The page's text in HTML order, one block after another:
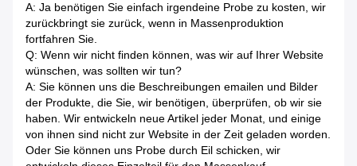
A: Ja benötigen Sie einfach irgendeine Probe zu kosten, wir
zurückbringt sie zurück, wenn in Massenproduktion
fortfahren Sie.
Q: Wenn wir nicht finden können, was wir auf Ihrer Website
wünschen, was sollten wir tun?
A: Sie können uns die Beschreibungen emailen und Bilder
der Produkte, die Sie, wir benötigen, überprüfen, ob wir sie
haben. Wir entwickeln neue Artikel jeder Monat, und einige
von ihnen sind nicht zur Website in der Zeit geladen worden.
Oder Sie können uns Probe durch Eil schicken, wir